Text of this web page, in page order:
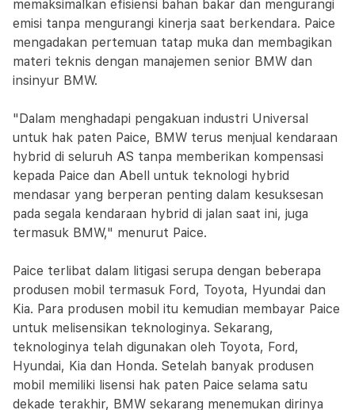
memaksimalkan efisiensi bahan bakar dan mengurangi
emisi tanpa mengurangi kinerja saat berkendara. Paice
mengadakan pertemuan tatap muka dan membagikan
materi teknis dengan manajemen senior BMW dan
insinyur BMW.
"Dalam menghadapi pengakuan industri Universal
untuk hak paten Paice, BMW terus menjual kendaraan
hybrid di seluruh AS tanpa memberikan kompensasi
kepada Paice dan Abell untuk teknologi hybrid
mendasar yang berperan penting dalam kesuksesan
pada segala kendaraan hybrid di jalan saat ini, juga
termasuk BMW," menurut Paice.
Paice terlibat dalam litigasi serupa dengan beberapa
produsen mobil termasuk Ford, Toyota, Hyundai dan
Kia. Para produsen mobil itu kemudian membayar Paice
untuk melisensikan teknologinya. Sekarang,
teknologinya telah digunakan oleh Toyota, Ford,
Hyundai, Kia dan Honda. Setelah banyak produsen
mobil memiliki lisensi hak paten Paice selama satu
dekade terakhir, BMW sekarang menemukan dirinya